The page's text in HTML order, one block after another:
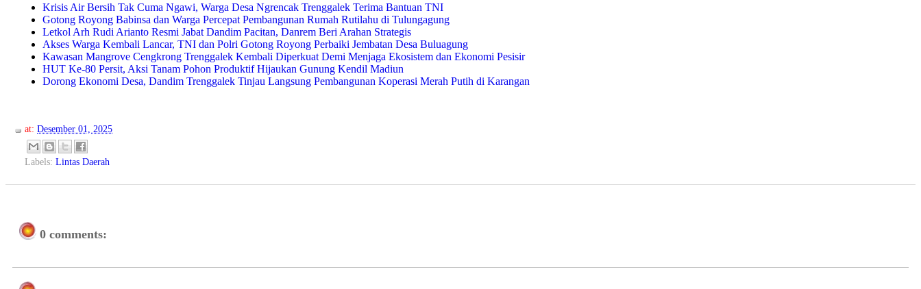
Krisis Air Bersih Tak Cuma Ngawi, Warga Desa Ngrencak Trenggalek Terima Bantuan TNI
Gotong Royong Babinsa dan Warga Percepat Pembangunan Rumah Rutilahu di Tulungagung
Letkol Arh Rudi Arianto Resmi Jabat Dandim Pacitan, Danrem Beri Arahan Strategis
Akses Warga Kembali Lancar, TNI dan Polri Gotong Royong Perbaiki Jembatan Desa Buluagung
Kawasan Mangrove Cengkrong Trenggalek Kembali Diperkuat Demi Menjaga Ekosistem dan Ekonomi Pesisir
HUT Ke-80 Persit, Aksi Tanam Pohon Produktif Hijaukan Gunung Kendil Madiun
Dorong Ekonomi Desa, Dandim Trenggalek Tinjau Langsung Pembangunan Koperasi Merah Putih di Karangan
at: Desember 01, 2025
Labels: Lintas Daerah
0 comments: